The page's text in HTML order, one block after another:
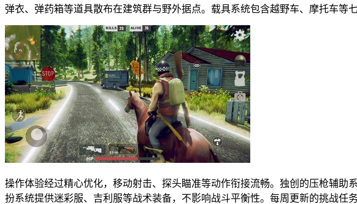
弹衣、弹药箱等道具散布在建筑群与野外据点。载具系统包含越野车、摩托车等
操作体验经过精心优化，移动射击、探头瞄准等动作衔接流畅。独创的压枪辅
扮系统提供迷彩服、吉利服等战术装备，不影响战斗平衡性。每周更新的挑战任